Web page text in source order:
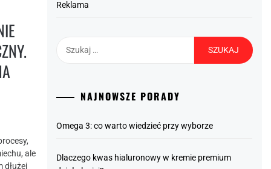
ale
dłużej
Reklama
NAJNOWSZE PORADY
Omega 3: co warto wiedzieć przy wyborze
Dlaczego kwas hialuronowy w kremie premium